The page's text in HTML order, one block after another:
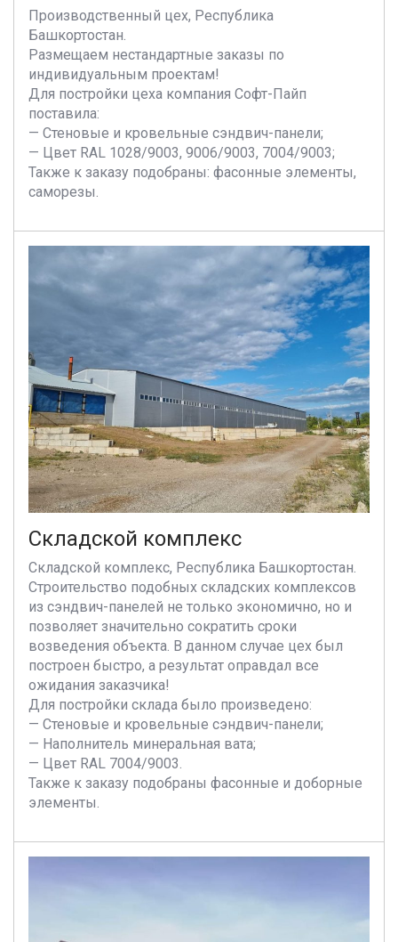
Производственный цех, Республика
Башкортостан.
Размещаем нестандартные заказы по
индивидуальным проектам!
Для постройки цеха компания Софт-Пайп
поставила:
— Стеновые и кровельные сэндвич-панели;
— Цвет RAL 1028/9003, 9006/9003, 7004/9003;
Также к заказу подобраны: фасонные элементы,
саморезы.
Складской комплекс
Складской комплекс, Республика Башкортостан.
Строительство подобных складских комплексов
из сэндвич-панелей не только экономично, но и
позволяет значительно сократить сроки
возведения объекта. В данном случае цех был
построен быстро, а результат оправдал все
ожидания заказчика!
Для постройки склада было произведено:
— Стеновые и кровельные сэндвич-панели;
— Наполнитель минеральная вата;
— Цвет RAL 7004/9003.
Также к заказу подобраны фасонные и доборные
элементы.